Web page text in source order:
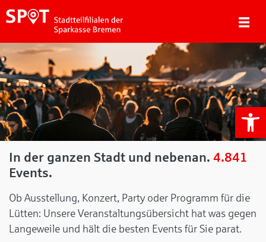
In der ganzen Stadt und nebenan. 4.841
Events.
Ob Ausstellung, Konzert, Party oder Programm für die
Lütten: Unsere Veranstaltungsübersicht hat was gegen
Langeweile und hält die besten Events für Sie parat.